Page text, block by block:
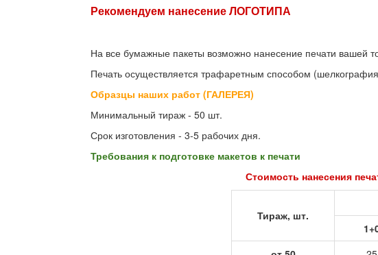
Рекомендуем нанесение ЛОГОТИПА
На все бумажные пакеты возможно нанесение печати вашей
Печать осуществляется трафаретным способом
Образцы наших работ (ГАЛЕРЕЯ)
Минимальный тираж - 50 шт.
Срок изготовления - 3-5 рабочих дня.
Требования к подготовке макетов к печати
Стоимость нанесения
Тираж, шт.